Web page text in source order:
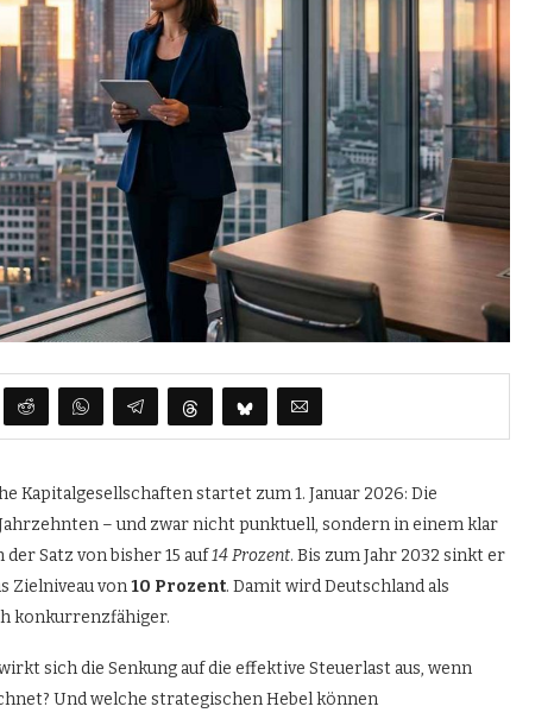
startet zum 1. Januar 2026: Die
– und zwar nicht punktuell, sondern in einem klar
Satz von bisher 15 auf14 Prozent. Bis zum Jahr 2032 sinkt er
Zielniveau von10 Prozent. Damit wird Deutschland als
konkurrenzfähiger.
sich die Senkung auf die effektive Steuerlast aus, wenn
Und welche strategischen Hebel können